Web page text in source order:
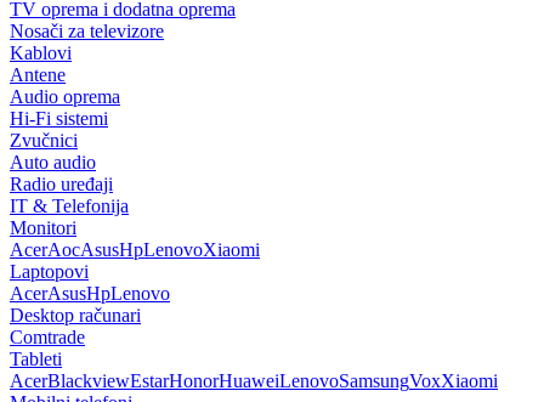
TV oprema i dodatna oprema
Nosači za televizore
Kablovi
Antene
Audio oprema
Hi-Fi sistemi
Zvučnici
Auto audio
Radio uređaji
IT & Telefonija
Monitori
AcerAocAsusHpLenovoXiaomi
Laptopovi
AcerAsusHpLenovo
Desktop računari
Comtrade
Tableti
AcerBlackviewEstarHonorHuaweiLenovoSamsungVoxXiaomi